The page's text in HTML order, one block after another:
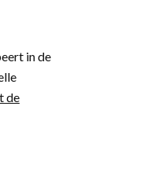
in de
de